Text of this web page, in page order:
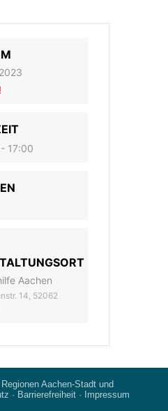
17:00
Aachen
14, 52062
Aachen-Stadt und
· Barrierefreiheit ·
Impressum